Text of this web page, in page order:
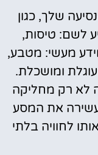
שלך, כגון
לשם: טיסות,
מעשי: מטבע,
ומושכלת.
לא רק מחליקה
את המסע
לחוויה בלתי